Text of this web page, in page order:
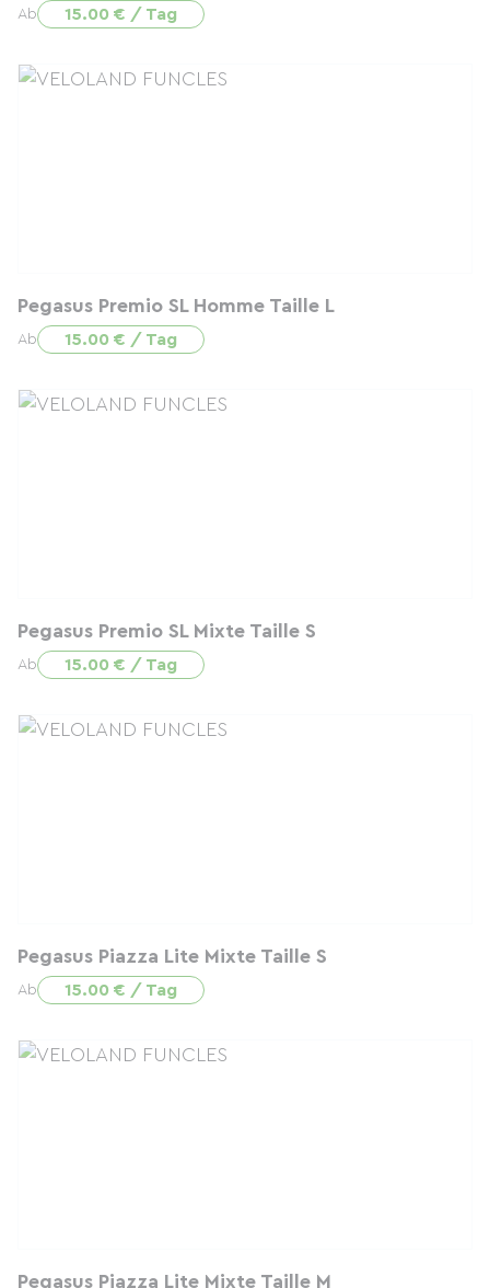
Ab 15.00 € / Tag
Pegasus Premio SL Homme Taille L
Ab 15.00 € / Tag
Pegasus Premio SL Mixte Taille S
Ab 15.00 € / Tag
Pegasus Piazza Lite Mixte Taille S
Ab 15.00 € / Tag
Pegasus Piazza Lite Mixte Taille M